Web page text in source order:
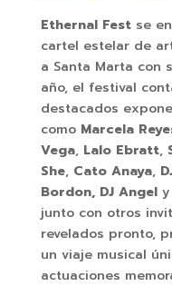
Ethernal Fest se
cartel estelar de
a Santa Marta con
año, el festival
destacados
como Marcela
Vega,Lalo Ebratt,
She, Cato Anaya,
Bordon, DJ Angel y
junto con otros
revelados pronto,
un viaje musical
actuaciones